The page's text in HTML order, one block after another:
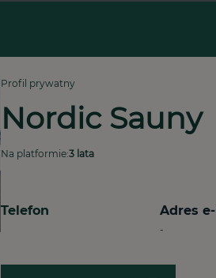
Profil prywatny
Nordic Sauny
Na platformie:3 lata
Telefon Adres
-